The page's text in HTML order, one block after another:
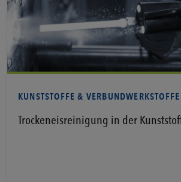
KUNSTSTOFFE & VERBUNDWERKSTOFFE
Trockeneisreinigung in der
Erfahren Sie mehr